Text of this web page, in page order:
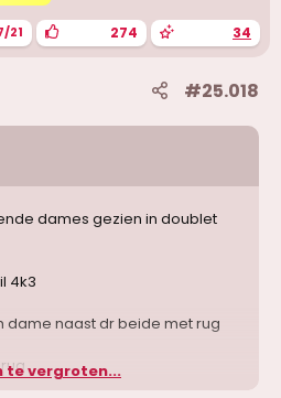
21 274 34
#25.018
dames gezien in doublet
4k3
dame naast dr beide met rug
borsten is terug (deze dame
te vergroten...